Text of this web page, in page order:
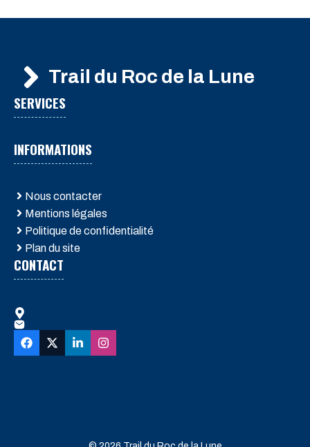
Trail du Roc de la Lune
SERVICES
INFORMATIONS
Nous contacter
Mentions légales
Politique de confidentialité
Plan du site
CONTACT